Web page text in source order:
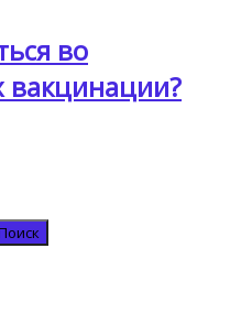
во
вакцинации?